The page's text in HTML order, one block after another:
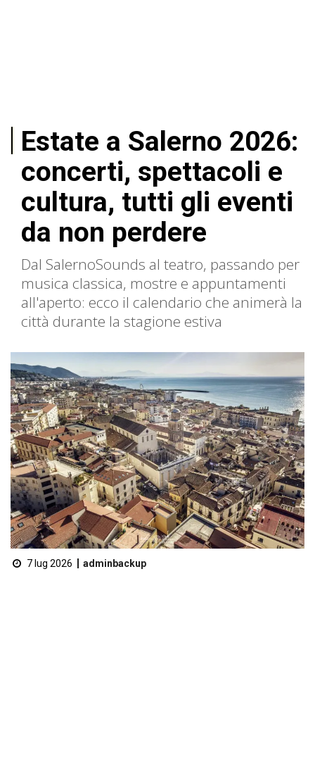
Estate a Salerno 2026:
concerti, spettacoli e
cultura, tutti gli eventi
da non perdere
Dal SalernoSounds al teatro, passando per
musica classica, mostre e appuntamenti
all'aperto: ecco il calendario che animerà la
città durante la stagione estiva
7 lug 2026 adminbackup